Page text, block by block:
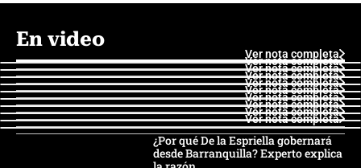
En video
Ver nota completa
Ver nota completa
Ver nota completa
Ver nota completa
Ver nota completa
Ver nota completa
Ver nota completa
Ver nota completa
Ver nota completa
Ver nota completa
¿Por qué De la Espriella gobernará
desde Barranquilla? Experto explica